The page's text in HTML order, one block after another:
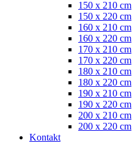
150 x 210 cm
150 x 220 cm
160 x 210 cm
160 x 220 cm
170 x 210 cm
170 x 220 cm
180 x 210 cm
180 x 220 cm
190 x 210 cm
190 x 220 cm
200 x 210 cm
200 x 220 cm
Kontakt